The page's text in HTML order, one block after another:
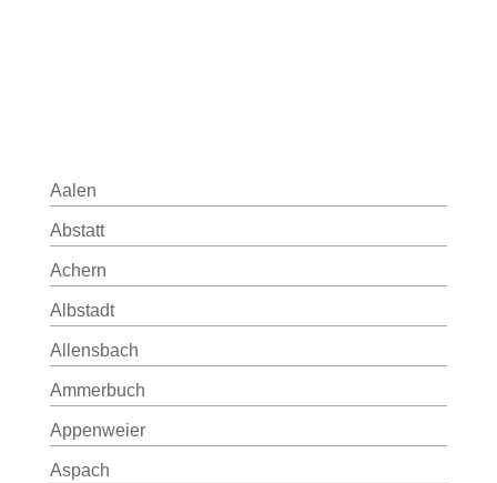
Aalen
Abstatt
Achern
Albstadt
Allensbach
Ammerbuch
Appenweier
Aspach